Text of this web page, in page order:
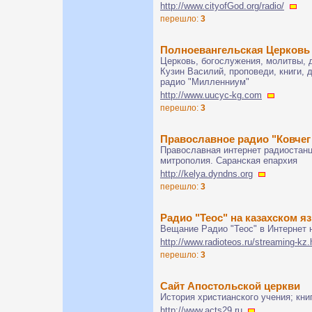
http://www.cityofGod.org/radio/
перешло: 3
Полноевангельская
Церковь, богослужения, молитвы,
Кузин Василий, проповеди, книги,
радио "Милленниум"
http://www.uucyc-kg.com
перешло: 3
Православное радио
Православная интернет
митрополия. Саранская епархия
http://kelya.dyndns.org
перешло: 3
Радио "Теос" на казахском
Вещание Радио "Теос" в Интернет
http://www.radioteos.ru/streaming-
перешло: 3
Сайт Апостольской церкви
История христианского учения;